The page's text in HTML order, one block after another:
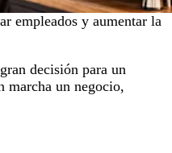
empleados y aumentar la
decisión para un
marcha un negocio,